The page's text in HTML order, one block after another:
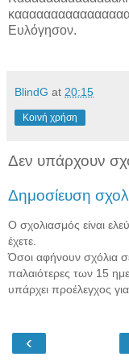
Ευλόγησον.
BlindG at 20:15
Κοινή χρήση
Δεν υπάρχουν
Δημοσίευση
Ο σχολιασμός είναι
έχετε.
Όσοι αφήνουν σχόλια
παλαιότερες των 15
υπάρχει προέλεγχος
‹